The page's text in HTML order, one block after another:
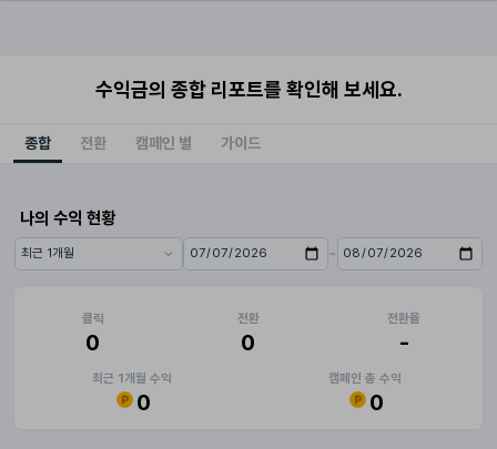
수익금의 종합 리포트를 확인해 보세요.
종합 전환 캠페인 별 가이드
나의 수익 현황
기간 프리셋 시작일 ~
종료일
클릭
0
전환
0
전환율
-
최근 1개월 수익
0
캠페인 총 수익
0